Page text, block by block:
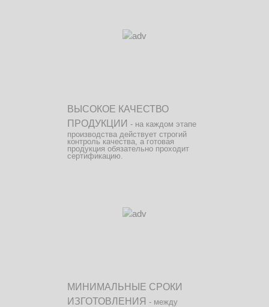
ВЫСОКОЕ КАЧЕСТВО
ПРОДУКЦИИ - на каждом этапе
производства действует строгий
контроль качества, а готовая
продукция обязательно проходит
сертификацию.
МИНИМАЛЬНЫЕ СРОКИ
ИЗГОТОВЛЕНИЯ - между